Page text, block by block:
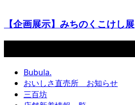
【企画展示】みちのくこけし展
Bubula.
おいしさ直売所 お知らせ
三百坊